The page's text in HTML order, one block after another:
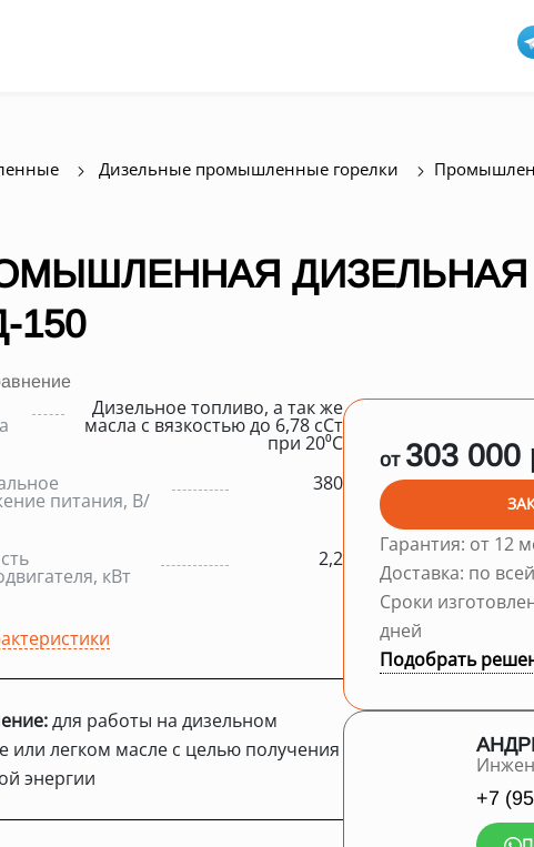
Дизельные промышленные горелки
ДИЗЕЛЬНАЯ
150
Дизельное топливо, а так же
масла с вязкостью до 6,78 сСт
при 20⁰С
питания, В/
380
кВт
2,2
для работы на дизельном
или легком масле с целью получения
энергии
от 303 000
Гарантия: от 12
Доставка: по
Сроки
дней
Подобрать
+7